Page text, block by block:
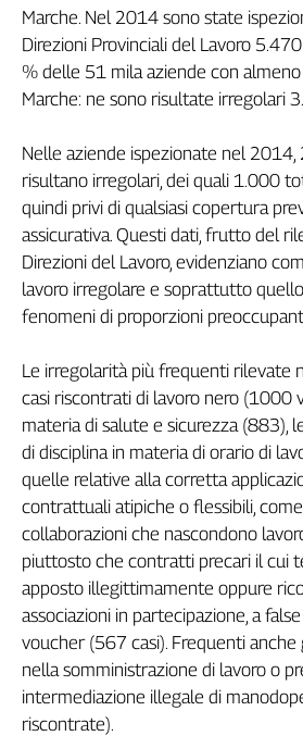
G8
di
Genova,
sangue
ragione
120
anni
Cgil
Collettiva
Academy
Collettiva
Rubriche
Collettiva
Talk
La
settimana
Collettiva
Girasoli
Il
Sassolino
Linea
Economica
Tech
It
Easy
Marche. Nel 2014 sono state
Direzioni Provinciali del Lavoro
% delle 51 mila aziende con
Marche: ne sono risultate irregolari
Nelle aziende ispezionate nel
risultano irregolari, dei quali 1.000
quindi privi di qualsiasi copertura
assicurativa. Questi dati, frutto del
Direzioni del Lavoro, evidenziano
lavoro irregolare e soprattutto
fenomeni di proporzioni
Le irregolarità più frequenti rilevate
casi riscontrati di lavoro nero (1000
materia di salute e sicurezza (883),
di disciplina in materia di orario di
quelle relative alla corretta
contrattuali atipiche o flessibili,
collaborazioni che nascondono
piuttosto che contratti precari il cui
apposto illegittimamente oppure
associazioni in partecipazione, a
voucher (567 casi). Frequenti anche
nella somministrazione di lavoro o
intermediazione illegale di
riscontrate).